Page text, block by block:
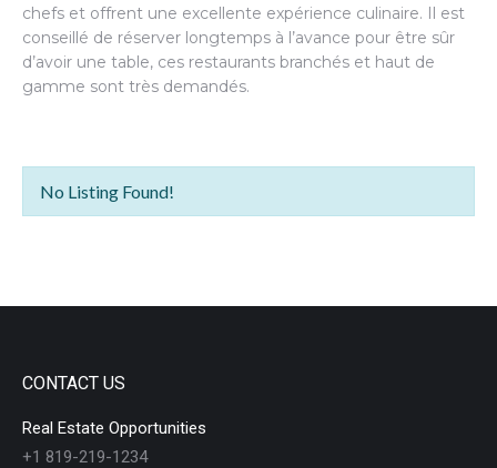
chefs et offrent une excellente expérience culinaire. Il est
conseillé de réserver longtemps à l’avance pour être sûr
d’avoir une table, ces restaurants branchés et haut de
gamme sont très demandés.
No Listing Found!
CONTACT US
Real Estate Opportunities
+1 819-219-1234